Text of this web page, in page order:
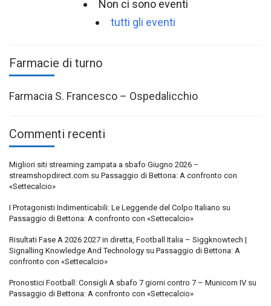
Non ci sono eventi
tutti gli eventi
Farmacie di turno
Farmacia S. Francesco – Ospedalicchio
Commenti recenti
Migliori siti streaming zampata a sbafo Giugno 2026 –
streamshopdirect.com su Passaggio di Bettona: A confronto con
«Settecalcio»
I Protagonisti Indimenticabili: Le Leggende del Colpo Italiano su
Passaggio di Bettona: A confronto con «Settecalcio»
Risultati Fase A 2026 2027 in diretta, Football Italia – Siggknowtech |
Signalling Knowledge And Technology su Passaggio di Bettona: A
confronto con «Settecalcio»
Pronostici Football: Consigli A sbafo 7 giorni contro 7 – Municorn IV su
Passaggio di Bettona: A confronto con «Settecalcio»